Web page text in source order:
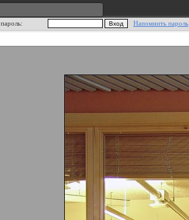
пароль: Напомнить пароль